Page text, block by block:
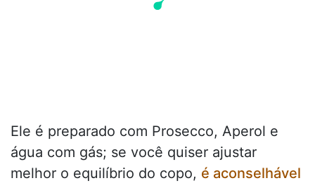
Ele é preparado com Prosecco, Aperol e
água com gás; se você quiser ajustar
melhor o equilíbrio do copo, é aconselhável